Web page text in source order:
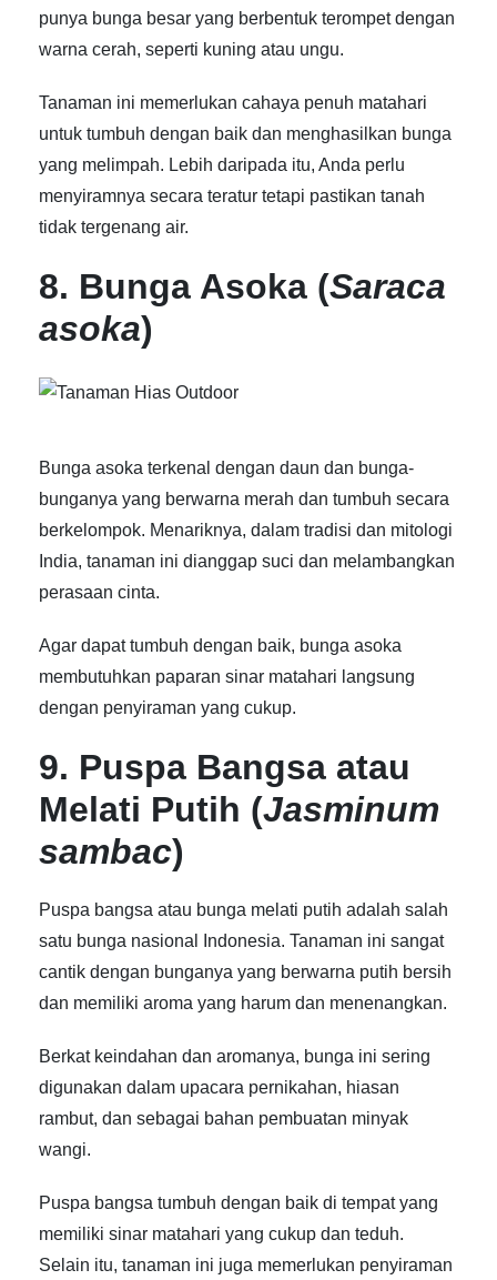
punya bunga besar yang berbentuk terompet dengan
warna cerah, seperti kuning atau ungu.
Tanaman ini memerlukan cahaya penuh matahari
untuk tumbuh dengan baik dan menghasilkan bunga
yang melimpah. Lebih daripada itu, Anda perlu
menyiramnya secara teratur tetapi pastikan tanah
tidak tergenang air.
8. Bunga Asoka (Saraca
asoka)
Bunga asoka terkenal dengan daun dan bunga-
bunganya yang berwarna merah dan tumbuh secara
berkelompok. Menariknya, dalam tradisi dan mitologi
India, tanaman ini dianggap suci dan melambangkan
perasaan cinta.
Agar dapat tumbuh dengan baik, bunga asoka
membutuhkan paparan sinar matahari langsung
dengan penyiraman yang cukup.
9. Puspa Bangsa atau
Melati Putih (Jasminum
sambac)
Puspa bangsa atau bunga melati putih adalah salah
satu bunga nasional Indonesia. Tanaman ini sangat
cantik dengan bunganya yang berwarna putih bersih
dan memiliki aroma yang harum dan menenangkan.
Berkat keindahan dan aromanya, bunga ini sering
digunakan dalam upacara pernikahan, hiasan
rambut, dan sebagai bahan pembuatan minyak
wangi.
Puspa bangsa tumbuh dengan baik di tempat yang
memiliki sinar matahari yang cukup dan teduh.
Selain itu, tanaman ini juga memerlukan penyiraman